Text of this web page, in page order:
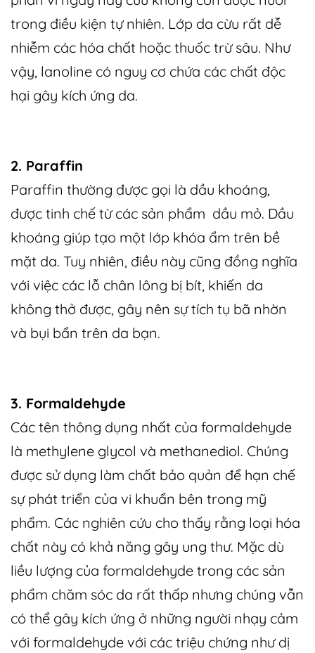
trong điều kiện tự nhiên. Lớp da cừu rất dễ
nhiễm các hóa chất hoặc thuốc trừ sâu. Như
vậy, lanoline có nguy cơ chứa các chất độc
hại gây kích ứng da.
2. Paraffin
Paraffin thường được gọi là dầu khoáng,
được tinh chế từ các sản phẩm dầu mỏ. Dầu
khoáng giúp tạo một lớp khóa ẩm trên bề
mặt da. Tuy nhiên, điều này cũng đồng nghĩa
với việc các lỗ chân lông bị bít, khiến da
không thở được, gây nên sự tích tụ bã nhờn
và bụi bẩn trên da bạn.
3. Formaldehyde
Các tên thông dụng nhất của formaldehyde
là methylene glycol và methanediol. Chúng
được sử dụng làm chất bảo quản để hạn chế
sự phát triển của vi khuẩn bên trong mỹ
phẩm. Các nghiên cứu cho thấy rằng loại hóa
chất này có khả năng gây ung thư. Mặc dù
liều lượng của formaldehyde trong các sản
phẩm chăm sóc da rất thấp nhưng chúng vẫn
có thể gây kích ứng ở những người nhạy cảm
với formaldehyde với các triệu chứng như dị